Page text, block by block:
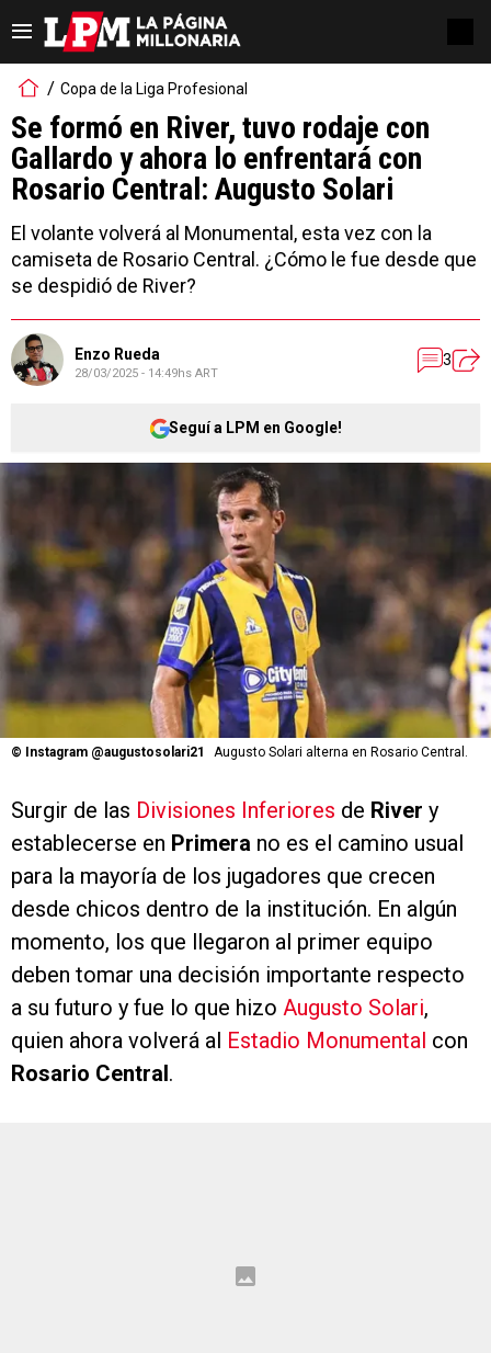
Copa de la Liga Profesional
Se formó en River, tuvo rodaje con
Gallardo y ahora lo enfrentará con
Rosario Central: Augusto Solari
El volante volverá al Monumental, esta vez con la
camiseta de Rosario Central. ¿Cómo le fue desde que
se despidió de River?
Enzo Rueda
28/03/2025 - 14:49hs ART
3
Seguí a LPM en Google!
© Instagram @augustosolari21 Augusto Solari alterna en Rosario Central.
Surgir de las Divisiones Inferiores de River y
establecerse en Primera no es el camino usual
para la mayoría de los jugadores que crecen
desde chicos dentro de la institución. En algún
momento, los que llegaron al primer equipo
deben tomar una decisión importante respecto
a su futuro y fue lo que hizo Augusto Solari,
quien ahora volverá al Estadio Monumental con
Rosario Central .